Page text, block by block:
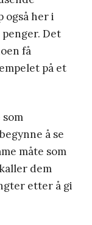
også her i
Det
få
på et
å se
måte som
dem
etter å gi